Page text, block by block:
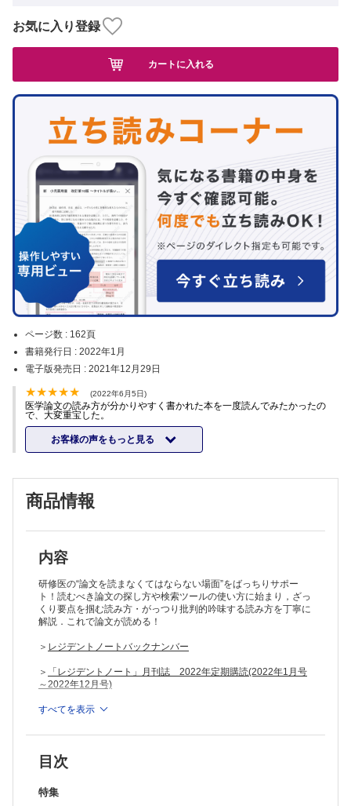
ページ数 : 162頁
書籍発行日 : 2022年1月
電子版発売日 : 2021年12月29日
(2022年6月5日)
医学論文の読み方が分かりやすく書かれた本を一度読んでみたかったの
で、大変重宝した。
お客様の声をもっと見る
お気に入り登録
カートに入れる
商品情報
内容
研修医の“論文を読まなくてはならない場面”をばっちりサポー
ト！読むべき論文の探し方や検索ツールの使い方に始まり，ざっ
くり要点を掴む読み方・がっつり批判的吟味する読み方を丁寧に
解説．これで論文が読める！
＞ レジデントノートバックナンバー
＞
「レジデントノート」月刊誌 2022年定期購読(2022年1月号
～2022年12月号)
※本製品はPCでの閲覧も可能です。
境で閲覧可能なPDF版をご覧いただけます。詳細はこちらでご確
推奨ブラウザ： Firefox 最新版 / Google Chrome 最新版 / Safari
最新版
すべてを表示
目次
特集